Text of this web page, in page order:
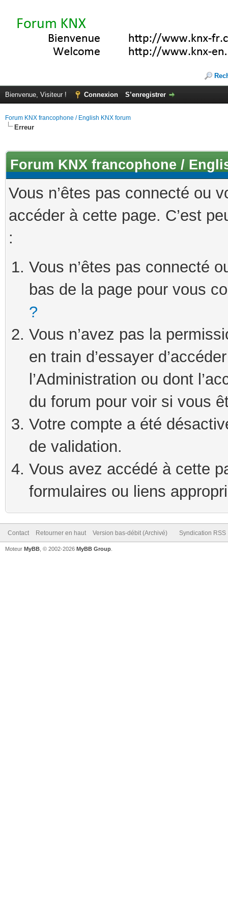
Bienvenue, Visiteur ! Connexion S’enregistrer
Forum KNX francophone / English KNX forum
Erreur
Forum KNX francophone /
Vous n’êtes pas connecté ou
accéder à cette page. C’est
:
Vous n’êtes pas connecté
bas de la page pour vous
?
Vous n’avez pas la
en train d’essayer
l’Administration ou dont
du forum pour voir si vous
Votre compte a été
de validation.
Vous avez accédé à cette
formulaires ou liens
Contact Retourner en haut Version bas-débit (Archivé) Syndication RSS
Moteur MyBB , © 2002-2026 MyBB Group